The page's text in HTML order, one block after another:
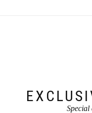
Special